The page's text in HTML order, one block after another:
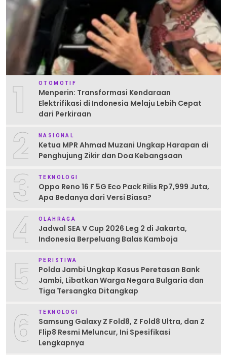
1 OTOMOTIF
Menperin: Transformasi Kendaraan
Elektrifikasi di Indonesia Melaju Lebih Cepat
dari Perkiraan
2 NASIONAL
Ketua MPR Ahmad Muzani Ungkap Harapan di
Penghujung Zikir dan Doa Kebangsaan
3 TEKNOLOGI
Oppo Reno 16 F 5G Eco Pack Rilis Rp7,999 Juta,
Apa Bedanya dari Versi Biasa?
4 OLAHRAGA
Jadwal SEA V Cup 2026 Leg 2 di Jakarta,
Indonesia Berpeluang Balas Kamboja
5 PERISTIWA
Polda Jambi Ungkap Kasus Peretasan Bank
Jambi, Libatkan Warga Negara Bulgaria dan
Tiga Tersangka Ditangkap
6 TEKNOLOGI
Samsung Galaxy Z Fold8, Z Fold8 Ultra, dan Z
Flip8 Resmi Meluncur, Ini Spesifikasi
Lengkapnya